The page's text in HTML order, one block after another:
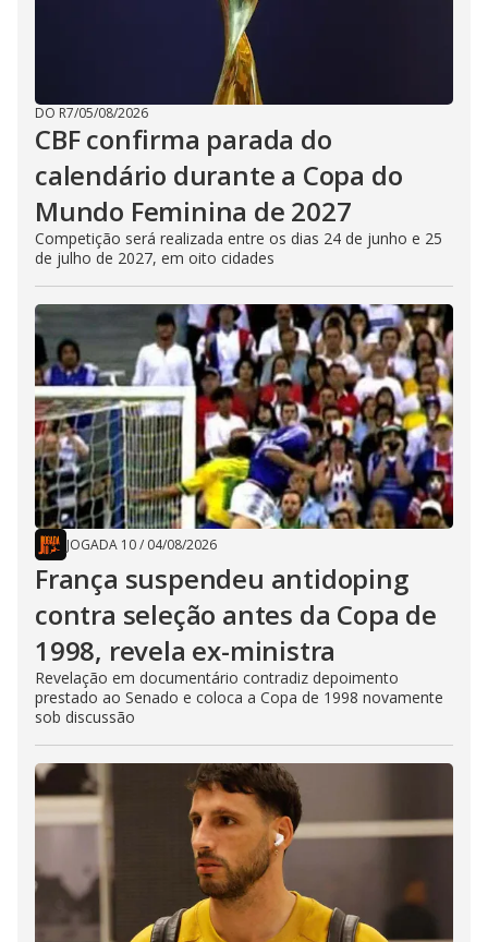
DO R7/05/08/2026
CBF confirma parada do
calendário durante a Copa do
Mundo Feminina de 2027
Competição será realizada entre os dias 24 de junho e 25
de julho de 2027, em oito cidades
JOGADA 10/ 04/08/2026
França suspendeu antidoping
contra seleção antes da Copa de
1998, revela ex-ministra
Revelação em documentário contradiz depoimento
prestado ao Senado e coloca a Copa de 1998 novamente
sob discussão